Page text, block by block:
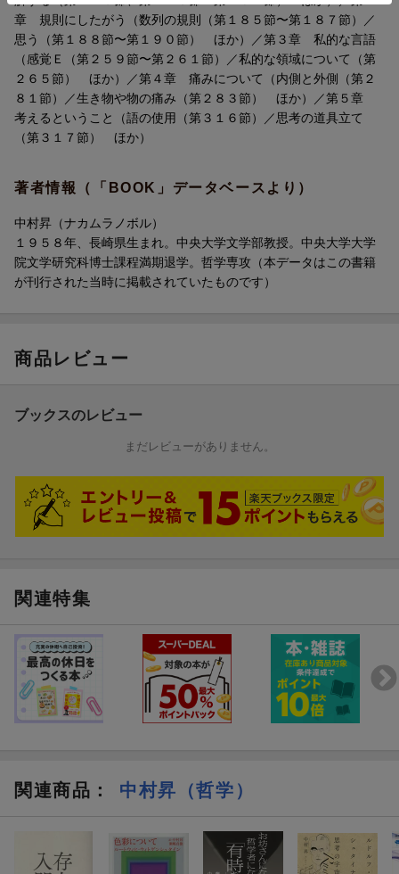
章 規則にしたがう（数列の規則（第１８５節〜第１８７節）／
思う（第１８８節〜第１９０節） ほか）／第３章 私的な言語
（感覚Ｅ（第２５９節〜第２６１節）／私的な領域について（第
２６５節） ほか）／第４章 痛みについて（内側と外側（第２
８１節）／生き物や物の痛み（第２８３節） ほか）／第５章
考えるということ（語の使用（第３１６節）／思考の道具立て
（第３１７節） ほか）
著者情報（「BOOK」データベースより）
中村昇（ナカムラノボル）
１９５８年、長崎県生まれ。中央大学文学部教授。中央大学大学
院文学研究科博士課程満期退学。哲学専攻（本データはこの書籍
が刊行された当時に掲載されていたものです）
商品レビュー
ブックスのレビュー
まだレビューがありません。
関連特集
関連商品 ： 中村昇（哲学）